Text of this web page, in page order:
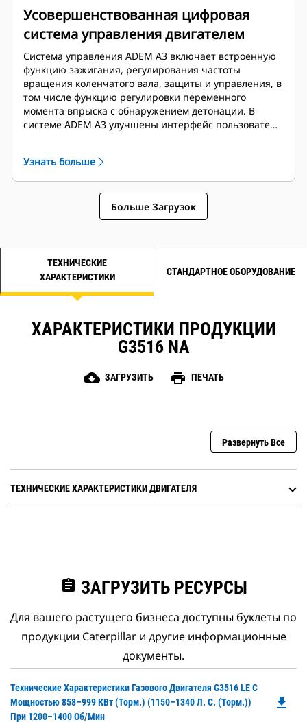
Усовершенствованная цифровая
система управления двигателем
Система управления ADEM A3 включает встроенную
функцию зажигания, регулирования частоты
вращения коленчатого вала, защиты и управления, в
том числе функцию регулировки переменного
момента впрыска с обнаружением детонации. В
системе ADEM A3 улучшены интерфейс пользователя,
Узнать больше
Больше Загрузок
ТЕХНИЧЕСКИЕ
ХАРАКТЕРИСТИКИ
СТАНДАРТНОЕ ОБОРУДОВАНИЕ
ХАРАКТЕРИСТИКИ ПРОДУКЦИИ
G3516 NA
cloud_download ЗАГРУЗИТЬ print ПЕЧАТЬ
Развернуть Все
ТЕХНИЧЕСКИЕ ХАРАКТЕРИСТИКИ ДВИГАТЕЛЯ
assignment ЗАГРУЗИТЬ РЕСУРСЫ
Для вашего растущего бизнеса доступны буклеты по
продукции Caterpillar и другие информационные
документы.
Технические Характеристики Газового Двигателя G3516 LE С
Мощностью 858–999 КВт (торм.) (1150–1340 Л. С. (торм.))
При 1200–1400 Об/мин
file_download